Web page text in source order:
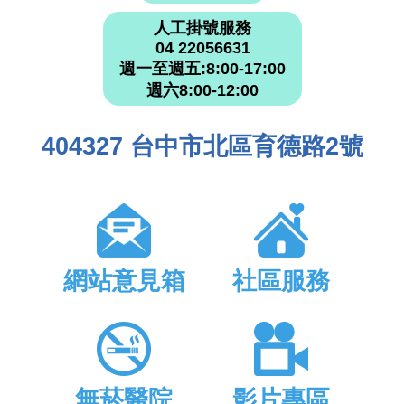
人工掛號服務
04 22056631
週一至週五:8:00-17:00
週六8:00-12:00
404327 台中市北區育德路2號
網站意見箱 社區服務